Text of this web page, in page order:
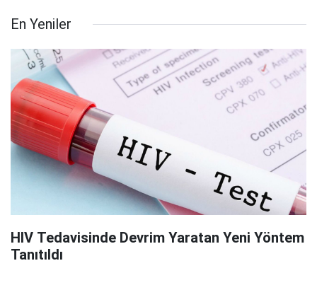
En Yeniler
HIV Tedavisinde Devrim Yaratan Yeni Yöntem
Tanıtıldı